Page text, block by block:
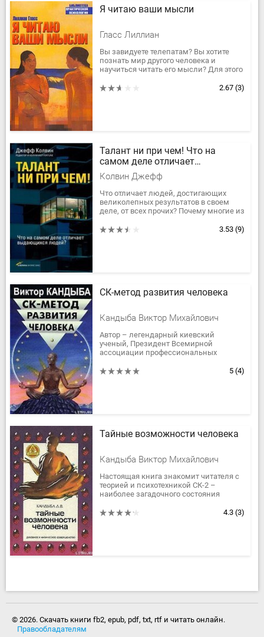
Я читаю ваши мысли
Гласс Лиллиан
Вы завидуете телепатам? Вы хотите
познать мир другого человека и
научиться читать его мысли? Для этого
сверхъестественными
2.67 (3)
Талант ни при чем! Что на
самом деле отличает
выдающихся людей?
Колвин Джефф
Что отличает людей, достигающих
великолепных результатов в своем
деле, от всех прочих? Почему многие из
тогда как те, с кем мы...
3.53 (9)
СК-метод развития человека
Кандыба Виктор Михайлович
Автор – легендарный киевский
ученый, Президент Всемирной
ассоциации профессиональных
Виктор Михайлович Кандыба впервые
5 (4)
Тайные возможности человека
Кандыба Виктор Михайлович
Настоящая книга знакомит читателя с
теорией и психотехникой СК-2 –
наиболее загадочного состояния
глубинные, резервные возможности
4.3 (3)
© 2026. Скачать книги fb2, epub, pdf, txt, rtf и читать онлайн.
Правообладателям